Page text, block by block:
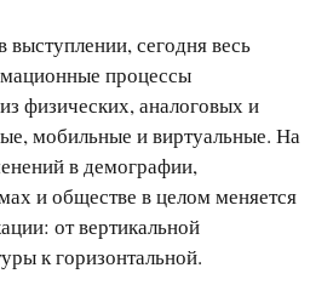
сегодня весь
процессы
физических, аналоговых и
мобильные и виртуальные. На
в демографии,
и обществе в целом меняется
от вертикальной
к горизонтальной.